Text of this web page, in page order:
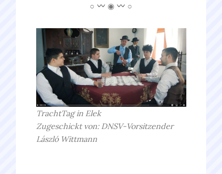
○ ◉ ○
TrachtTag in Elek
Zugeschickt von: DNSV-Vorsitzender
László Wittmann